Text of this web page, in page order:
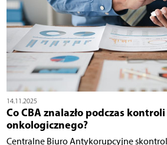
14.11.2025
Co CBA znalazło podczas
onkologicznego?
Centralne Biuro Antykorupcyjne